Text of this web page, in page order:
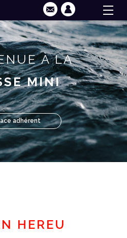
À LA
MINI
adhérent
HEREU